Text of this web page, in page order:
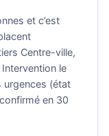
et c’est
Centre-ville,
le
urgences (état
en 30